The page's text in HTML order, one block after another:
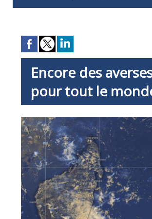
Encore des
pour tout le